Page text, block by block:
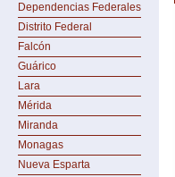
Dependencias Federales
Distrito Federal
Falcón
Guárico
Lara
Mérida
Miranda
Monagas
Nueva Esparta